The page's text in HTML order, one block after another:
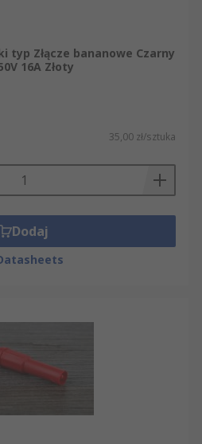
typ Złącze bananowe Czarny
16A Złoty
35,00 zł/sztuka
Dodaj